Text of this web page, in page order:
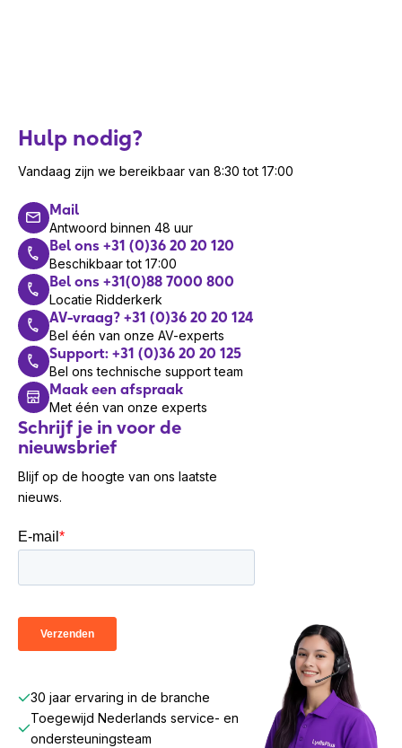
Hulp nodig?
Vandaag zijn we bereikbaar van 8:30 tot 17:00
Mail
Antwoord binnen 48 uur
Bel ons +31 (0)36 20 20 120
Beschikbaar tot 17:00
Bel ons +31(0)88 7000 800
Locatie Ridderkerk
AV-vraag? +31 (0)36 20 20 124
Bel één van onze AV-experts
Support: +31 (0)36 20 20 125
Bel ons technische support team
Maak een afspraak
Met één van onze experts
Schrijf je in voor de
nieuwsbrief
Blijf op de hoogte van ons laatste
nieuws.
30 jaar ervaring in de branche
Toegewijd Nederlands service- en
ondersteuningsteam